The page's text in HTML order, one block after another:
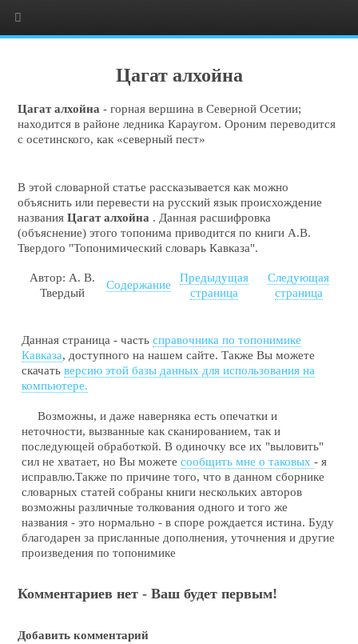
Цагат алхойна
Цагат алхойна- горная вершина в Северной Осетии;
находится в районе ледника Караугом. Ороним переводится
с осетинского, как «северный пест»
В этой словарной статье рассказывается как можно
объяснить или перевести на русский язык происхождение
названияЦагат алхойна . Данная расшифровка
(объяснение) этого топонима приводится по книги А.В.
Твердого "Топонимический словарь Кавказа".
Автор: А. В.
Твердый
Содержание
Предыдущая
страница
Следующая
страница
Данная страница - частьсправочника по топонимике
Кавказа, доступного на нашем сайте. Также Вы можете
скачатьверсию этой базы данных для использования на
компьютере.
Возможны, и даже наверняка есть опечатки и
неточности, вызванные как сканированием, так и
последующей обработкой. В одиночку все их "выловить"
сил не хватает, но Вы можетесообщить мне о таковых- я
исправлю.Также по причине того, что в данном сборнике
словарных статей собраны книги нескольких авторов
возможны различные толкования одного и того же
названия - это нормально - в споре рождается истина. Буду
благодарен за присланные дополнения, уточнения и другие
произведения по топонимике
Комментариев нет - Ваш будет первым!
Добавить комментарий